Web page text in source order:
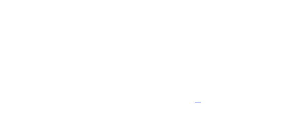
учебное заведение в Новосибирске. Основанная в 1956
стала первым музыкальным высшим учебным